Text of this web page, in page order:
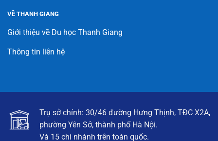
VỀ THANH GIANG
Giới thiệu về Du học Thanh Giang
Thông tin liên hệ
Trụ sở chính: 30/46 đường Hưng Thịnh, TĐC X2A,
phường Yên Sở, thành phố Hà Nội.
Và 15 chi nhánh trên toàn quốc.